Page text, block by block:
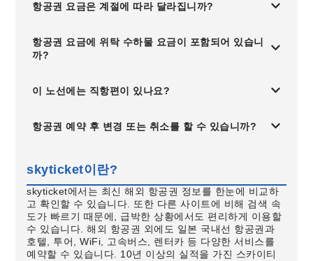
항공권 요금은 계절에 따라 달라집니까?
항공권 요금에 위탁 수하물 요금이 포함되어 있습니
까?
이 노선에는 직항편이 있나요?
항공권 예약 후 변경 또는 취소를 할 수 있습니까?
skyticket이란?
skyticket에서는 최신 해외 항공권 정보를 한눈에 비교하
고 확인할 수 있습니다. 또한 다른 사이트에 비해 검색 속
도가 빠르기 때문에, 급박한 상황에서도 편리하게 이용할
수 있습니다. 해외 항공권 외에도 일본 국내선 항공권과
호텔, 투어, WiFi, 고속버스, 렌터카 등 다양한 서비스를
예약할 수 있습니다. 10년 이상의 실적을 가진 스카이티